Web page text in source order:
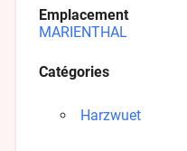
Emplacement
MARIENTHAL
Catégories
Harzwuet